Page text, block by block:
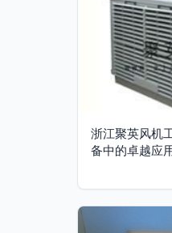
浙江聚英风机
备中的卓越应